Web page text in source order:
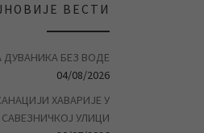
ВЕСТИ
БЕЗ ВОДЕ
04/08/2026
ХАВАРИЈЕ У
САВЕЗНИЧКОЈ УЛИЦИ